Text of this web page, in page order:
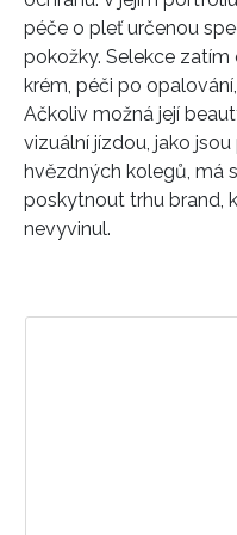
péče o pleť určenou
pokožky. Selekce
krém, péči po
Ačkoliv možná její
vizuální jízdou, jako
hvězdných kolegů, má
poskytnout trhu brand,
nevyvinul.